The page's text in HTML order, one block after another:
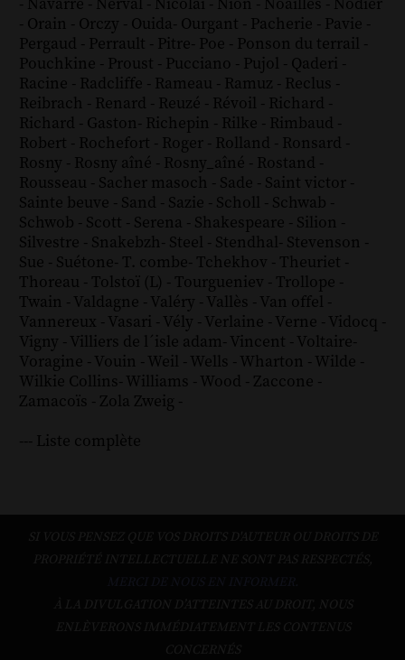
- Navarre - Nerval - Nicolaï - Nion - Noailles - Nodier
- Orain - Orczy - Ouida- Ourgant - Pacherie - Pavie -
Pergaud - Perrault - Pitre- Poe - Ponson du terrail -
Pouchkine - Proust - Pucciano - Pujol - Qaderi -
Racine - Radcliffe - Rameau - Ramuz - Reclus -
Reibrach - Renard - Reuzé - Révoil - Richard -
Richard - Gaston- Richepin - Rilke - Rimbaud -
Robert - Rochefort - Roger - Rolland - Ronsard -
Rosny - Rosny aîné - Rosny_aîné - Rostand -
Rousseau - Sacher masoch - Sade - Saint victor -
Sainte beuve - Sand - Sazie - Scholl - Schwab -
Schwob - Scott - Serena - Shakespeare - Silion -
Silvestre - Snakebzh- Steel - Stendhal- Stevenson -
Sue - Suétone- T. combe- Tchekhov - Theuriet -
Thoreau - Tolstoï (L) - Tourgueniev - Trollope -
Twain - Valdagne - Valéry - Vallès - Van offel -
Vannereux - Vasari - Vély - Verlaine - Verne - Vidocq -
Vigny - Villiers de l´isle adam- Vincent - Voltaire-
Voragine - Vouin - Weil - Wells - Wharton - Wilde -
Wilkie Collins- Williams - Wood - Zaccone -
Zamacoïs - Zola Zweig -
--- Liste complète